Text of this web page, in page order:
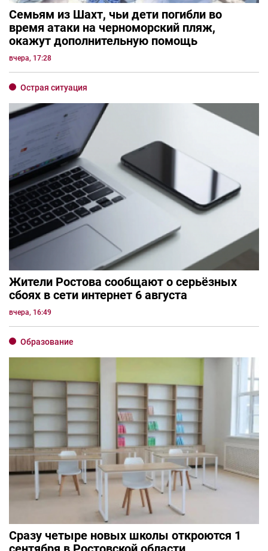
Семьям из Шахт, чьи дети погибли во
время атаки на черноморский пляж,
окажут дополнительную помощь
вчера, 17:28
Острая ситуация
Жители Ростова сообщают о серьёзных
сбоях в сети интернет 6 августа
вчера, 16:49
Образование
Сразу четыре новых школы откроются 1